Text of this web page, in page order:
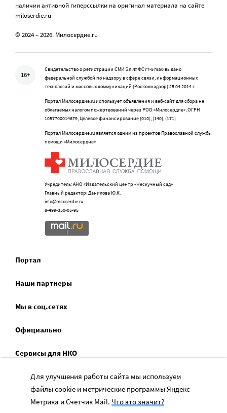
наличии активной гиперссылки на оригинал материала на сайте
miloserdie.ru
© 2024 – 2026. Милосердие.ru
16+
Свидетельство о регистрации СМИ Эл № ФС77-57850 выдано
федеральной службой по надзору в сфере связи, информационных
технологий и массовых коммуникаций (Роскомнадзор) 25.04.2014 г.
Портал Милосердие.ru использует объявления и веб-сайт для сбора не
облагаемых налогом пожертвований через РОО «Милосердие», ОГРН
1057700014679, Целевое финансирование (010), (140), (171)
Портал Милосердие.ru является одним из проектов Православной службы
помощи «Милосердие»
Учредитель: АНО «Издательский центр «Нескучный сад»
Главный редактор: Данилова Ю.К.
info@miloserdie.ru
8-499-350-05-95
Портал
Наши партнеры
Мы в соц.сетях
Официально
Сервисы для НКО
Спецпроекты
Социальное служение
Для улучшения работы сайта мы используем
файлы cookie и метрические программы Яндекс
Метрика и Счетчик Mail. Что это значит?